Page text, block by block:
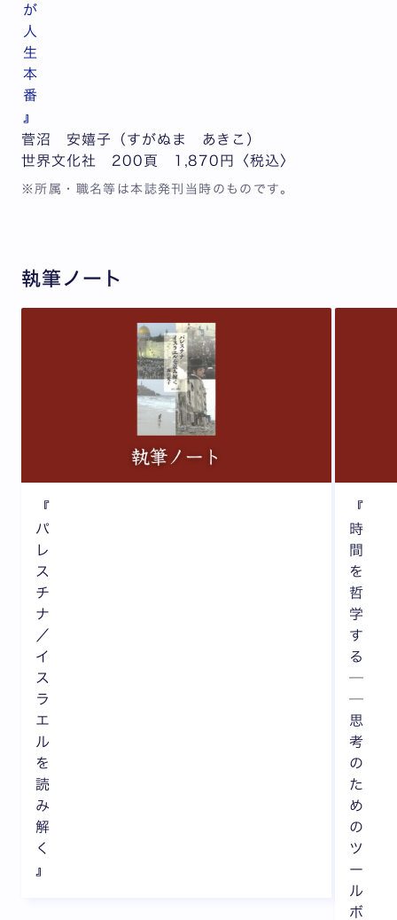
が
人
生
本
番
』
菅沼 安嬉子（すがぬま あきこ）
世界文化社 200頁 1,870円〈税込〉
※所属・職名等は本誌発刊当時のものです。
執筆ノート
『
パ
レ
ス
チ
ナ
／
イ
ス
ラ
エ
ル
を
読
み
解
く
』
『
時
間
を
哲
学
す
る
─
─
思
考
の
た
め
の
ツ
ー
ル
ボ